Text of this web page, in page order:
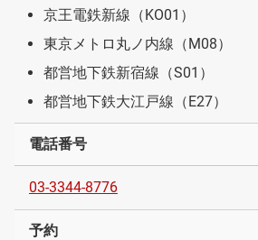
京王電鉄新線（KO01）
東京メトロ丸ノ内線（M08）
都営地下鉄新宿線（S01）
都営地下鉄大江戸線（E27）
電話番号
03-3344-8776
予約